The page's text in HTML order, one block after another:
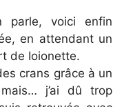
parle, voici enfin
en attendant un
de Ioionette.
crans grâce à un
j’ai dû trop